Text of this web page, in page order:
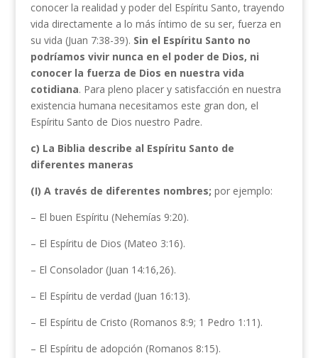
conocer la realidad y poder del Espíritu Santo, trayendo
vida directamente a lo más íntimo de su ser, fuerza en
su vida (Juan 7:38-39). Sin el Espíritu Santo no
podríamos vivir nunca en el poder de Dios, ni
conocer la fuerza de Dios en nuestra vida
cotidiana. Para pleno placer y satisfacción en nuestra
existencia humana necesitamos este gran don, el
Espíritu Santo de Dios nuestro Padre.
c) La Biblia describe al Espíritu Santo de
diferentes maneras
(I) A través de diferentes nombres; por ejemplo:
– El buen Espíritu (Nehemías 9:20).
– El Espíritu de Dios (Mateo 3:16).
– El Consolador (Juan 14:16,26).
– El Espíritu de verdad (Juan 16:13).
– El Espíritu de Cristo (Romanos 8:9; 1 Pedro 1:11).
– El Espíritu de adopción (Romanos 8:15).